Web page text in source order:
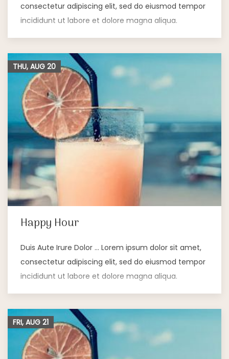
consectetur adipiscing elit, sed do eiusmod tempor
incididunt ut labore et dolore magna aliqua.
Happy Hour
Duis Aute Irure Dolor … Lorem ipsum dolor sit amet,
consectetur adipiscing elit, sed do eiusmod tempor
incididunt ut labore et dolore magna aliqua.
THU, AUG 20
FRI, AUG 21